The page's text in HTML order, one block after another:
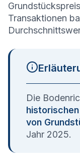
Transaktionen
Die
von
Jahr 2025.